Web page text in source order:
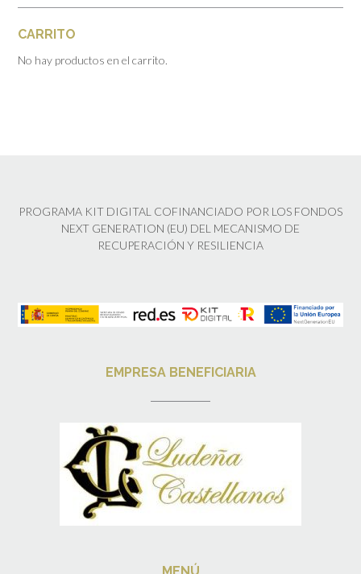
CARRITO
No hay productos en el carrito.
PROGRAMA KIT DIGITAL COFINANCIADO POR LOS FONDOS
NEXT GENERATION (EU) DEL MECANISMO DE
RECUPERACIÓN Y RESILIENCIA
EMPRESA BENEFICIARIA